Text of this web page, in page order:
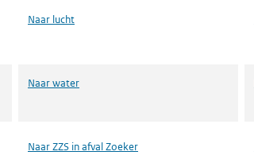
Naar lucht
Naar water
Naar ZZS in afval Zoeker